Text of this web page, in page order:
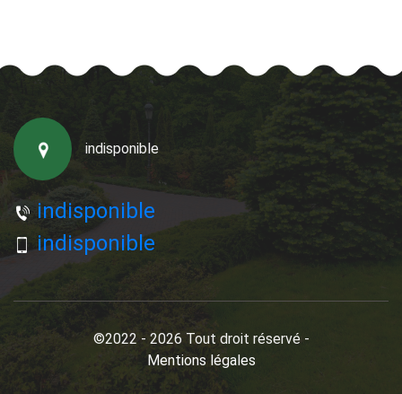
indisponible
indisponible
indisponible
©2022 - 2026 Tout droit réservé -
Mentions légales